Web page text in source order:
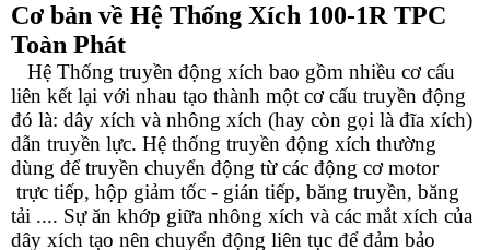
Cơ bản về Hệ Thống Xích 100-1RTPC
Toàn Phát
Hệ Thống truyền động xích bao gồm nhiều cơ cấu
liên kết lại với nhau tạo thành một cơ cấu truyền động
đó là: dây xích và nhông xích (hay còn gọi là đĩa xích)
dẫn truyền lực. Hệ thống truyền động xích thường
dùng để truyền chuyển động từ các động cơ motor
trực tiếp, hộp giảm tốc - gián tiếp, băng truyền, băng
tải .... Sự ăn khớp giữa nhông xích và các mắt xích của
dây xích tạo nên chuyển động liên tục để đảm bảo